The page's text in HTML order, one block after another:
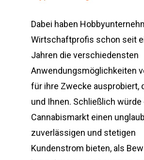
Dabei haben
Wirtschaftprofis schon seit
Jahren die verschiedensten
Anwendungsmöglichkeiten
für ihre Zwecke ausprobiert,
und Ihnen. Schließlich würde
Cannabismarkt einen
zuverlässigen und stetigen
Kundenstrom bieten, als